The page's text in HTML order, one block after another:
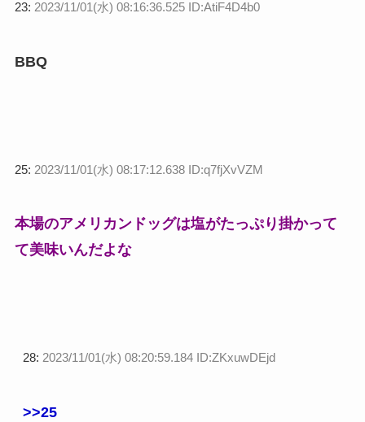
23: 2023/11/01(水) 08:16:36.525 ID:AtiF4D4b0
BBQ
25: 2023/11/01(水) 08:17:12.638 ID:q7fjXvVZM
本場のアメリカンドッグは塩がたっぷり掛かって
て美味いんだよな
28: 2023/11/01(水) 08:20:59.184 ID:ZKxuwDEjd
>>25